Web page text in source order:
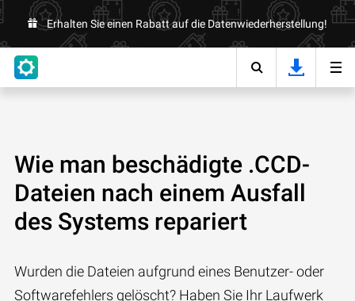
Erhalten Sie einen Rabatt auf die Datenwiederherstellung!
Wie man beschädigte .CCD-
Dateien nach einem Ausfall
des Systems repariert
Wurden die Dateien aufgrund eines Benutzer- oder
Softwarefehlers gelöscht? Haben Sie Ihr Laufwerk